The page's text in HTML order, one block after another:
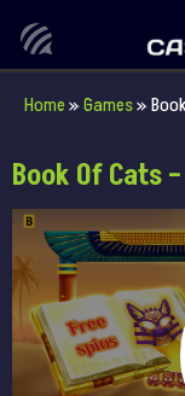
Home»Games»
Book Of Cats